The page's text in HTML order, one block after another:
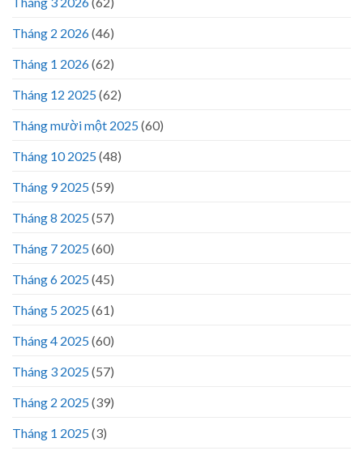
Tháng 2 2026(46)
Tháng 1 2026(62)
Tháng 12 2025(62)
Tháng mười một 2025(60)
Tháng 10 2025(48)
Tháng 9 2025(59)
Tháng 8 2025(57)
Tháng 7 2025(60)
Tháng 6 2025(45)
Tháng 5 2025(61)
Tháng 4 2025(60)
Tháng 3 2025(57)
Tháng 2 2025(39)
Tháng 1 2025(3)